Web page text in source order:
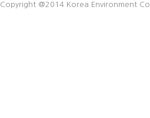
Copyright @2014 Korea Environment